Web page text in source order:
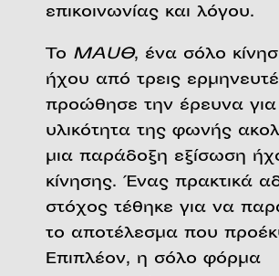
επικοινωνίας και λόγου.
Το MAUΘ, ένα σόλο
ήχου από τρεις
προώθησε την έρευνα
υλικότητα της φωνής
μια παράδοξη εξίσωση
κίνησης. Ένας πρακτικά
στόχος τέθηκε για να
το αποτέλεσμα που
Επιπλέον, η σόλο φόρμα